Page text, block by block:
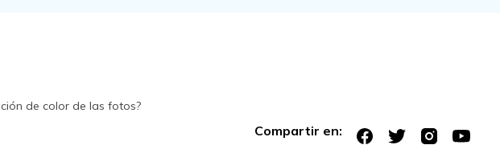
de color de las fotos?
Compartir en: